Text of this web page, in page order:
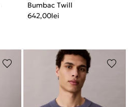
Bumbac Twill
642,00lei